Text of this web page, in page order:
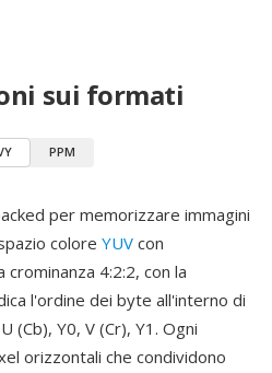
sui formati
PPM
per memorizzare immagini
colore YUV con
4:2:2, con la
l'ordine dei byte all'interno di
(Cb), Y0, V (Cr), Y1. Ogni
orizzontali che condividono